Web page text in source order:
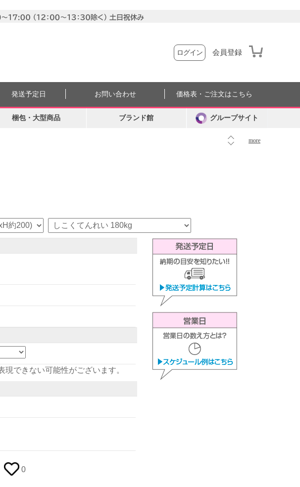
ログイン 会員登録
more
発送予定日 お問い合わせ 価格表・ご注文はこちら
梱包・大型商品 ブランド館 グループサイト
できない可能性がございます。
0